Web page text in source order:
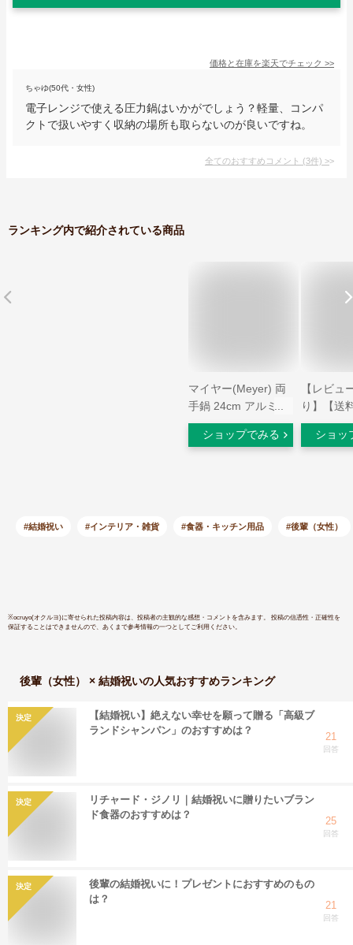
価格と在庫を楽天でチェック >>
ちゃゆ(50代・女性)
電子レンジで使える圧力鍋はいかがでしょう？軽量、コンパ
クトで扱いやすく収納の場所も取らないのが良いですね。
全てのおすすめコメント (3件) >
ランキング内で紹介されている商品
マイヤー(Meyer) 両
手鍋 24cm アルミニ
ウム合金 IH対応 軽
量 レッド 「ライト
ショップでみる
【レビュ
り】【送
す楽 マイ
MEYER
卵焼き 卵
ショッ
#結婚祝い #インテリア・雑貨 #食器・キッチン用品 #後輩（女性）
※ocruyo(オクルヨ)に寄せられた投稿内容は、投稿者の主観的な感想・コメントを含みます。 投稿の信憑性・正確性を
保証することはできませんので、あくまで参考情報の一つとしてご利用ください。
後輩（女性） × 結婚祝いの人気おすすめランキング
決定
【結婚祝い】絶えない幸せを願って贈る「高級ブ
ランドシャンパン」のおすすめは？
21
回答
決定
リチャード・ジノリ｜結婚祝いに贈りたいブラン
ド食器のおすすめは？
25
回答
決定
後輩の結婚祝いに！プレゼントにおすすめのもの
は？
21
回答